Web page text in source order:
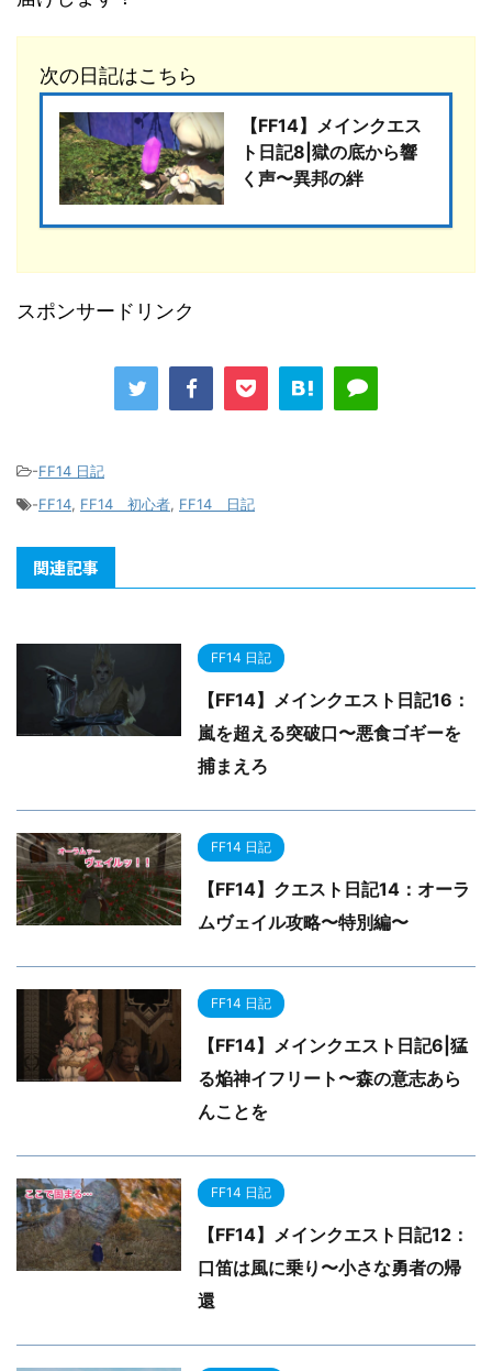
次の日記はこちら
【FF14】メインクエス
ト日記8|獄の底から響
く声〜異邦の絆
スポンサードリンク
-FF14 日記
-FF14, FF14 初心者, FF14 日記
関連記事
FF14 日記
【FF14】メインクエスト日記16：
嵐を超える突破口〜悪食ゴギーを
捕まえろ
FF14 日記
【FF14】クエスト日記14：オーラ
ムヴェイル攻略〜特別編〜
FF14 日記
【FF14】メインクエスト日記6|猛
る焔神イフリート〜森の意志あら
んことを
FF14 日記
【FF14】メインクエスト日記12：
口笛は風に乗り〜小さな勇者の帰
還